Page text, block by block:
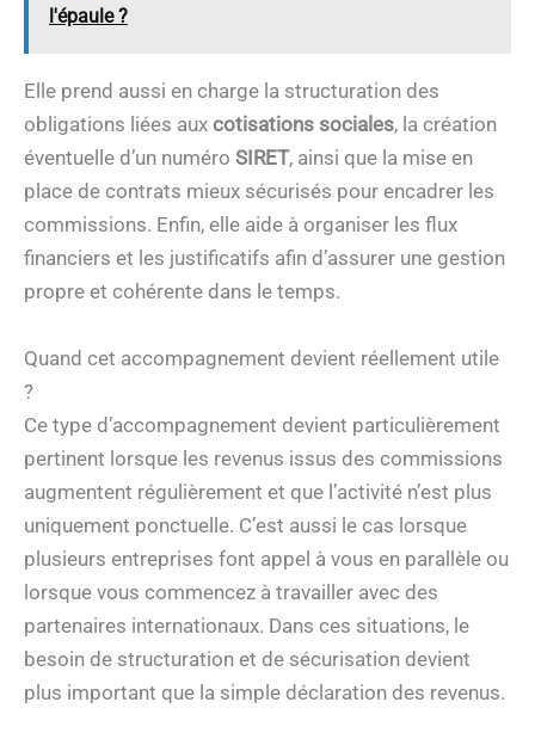
l'épaule ?
Elle prend aussi en charge la structuration des
obligations liées aux cotisations sociales, la création
éventuelle d’un numéro SIRET, ainsi que la mise en
place de contrats mieux sécurisés pour encadrer les
commissions. Enfin, elle aide à organiser les flux
financiers et les justificatifs afin d’assurer une gestion
propre et cohérente dans le temps.
Quand cet accompagnement devient réellement utile
?
Ce type d’accompagnement devient particulièrement
pertinent lorsque les revenus issus des commissions
augmentent régulièrement et que l’activité n’est plus
uniquement ponctuelle. C’est aussi le cas lorsque
plusieurs entreprises font appel à vous en parallèle ou
lorsque vous commencez à travailler avec des
partenaires internationaux. Dans ces situations, le
besoin de structuration et de sécurisation devient
plus important que la simple déclaration des revenus.